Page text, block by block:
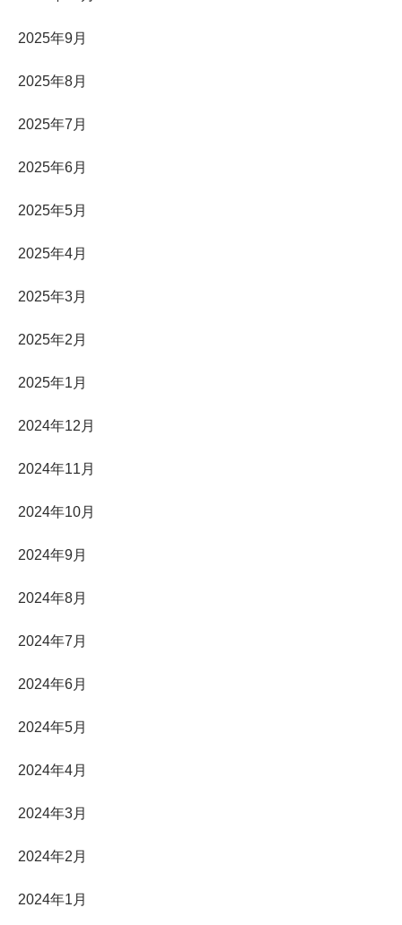
2025年9月
2025年8月
2025年7月
2025年6月
2025年5月
2025年4月
2025年3月
2025年2月
2025年1月
2024年12月
2024年11月
2024年10月
2024年9月
2024年8月
2024年7月
2024年6月
2024年5月
2024年4月
2024年3月
2024年2月
2024年1月